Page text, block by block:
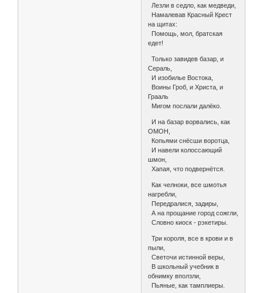
Лезли в седло, как медведи,
Намалевав Красный Крест
на щитах:
Помощь, мол, братская
едет!
Только завидев базар, и
Сераль,
И изобилье Востока,
Воины Гроб, и Христа, и
Грааль
Мигом послали далёко.
И на базар ворвались, как
ОМОН,
Копьями снёсши воротца,
И навели колоссающий
шмон,
Хапая, что подвернётся.
Как челноки, все шмотья
нагребли,
Передралися, задиры,
А на прощание город сожгли,
Словно киоск - рэкетиры.
Три короля, все в крови и в
пыли,
Светочи истинной веры,
В школьный учебник в
обнимку вползли,
Пьяные, как тамплиеры.